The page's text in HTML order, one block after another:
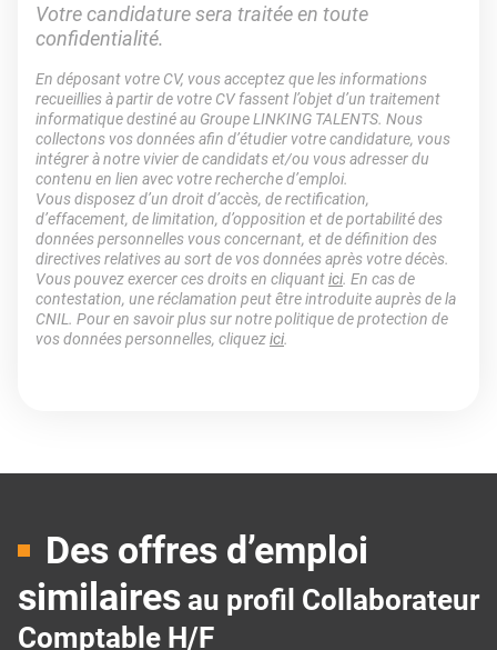
Votre candidature sera traitée en toute
confidentialité.
En déposant votre CV, vous acceptez que les informations
recueillies à partir de votre CV fassent l’objet d’un traitement
informatique destiné au Groupe LINKING TALENTS. Nous
collectons vos données afin d’étudier votre candidature, vous
intégrer à notre vivier de candidats et/ou vous adresser du
contenu en lien avec votre recherche d’emploi.
Vous disposez d’un droit d’accès, de rectification,
d’effacement, de limitation, d’opposition et de portabilité des
données personnelles vous concernant, et de définition des
directives relatives au sort de vos données après votre décès.
Vous pouvez exercer ces droits en cliquantici. En cas de
contestation, une réclamation peut être introduite auprès de la
CNIL. Pour en savoir plus sur notre politique de protection de
vos données personnelles, cliquezici.
Des offres d’emploi
similaires au profil Collaborateur
Comptable H/F